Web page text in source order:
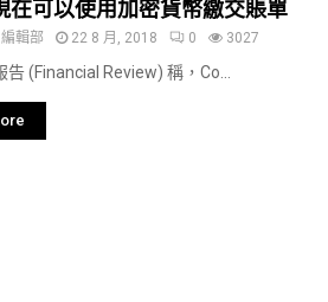
在可以使用加密貨幣繳交賬單
輯部 22 8 月, 2018 0 3027
告 (Financial Review) 稱，Co...